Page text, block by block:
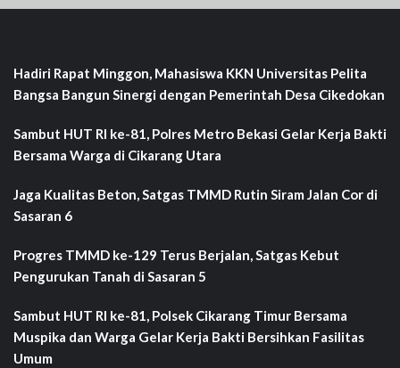
Hadiri Rapat Minggon, Mahasiswa KKN Universitas Pelita
Bangsa Bangun Sinergi dengan Pemerintah Desa Cikedokan
Sambut HUT RI ke-81, Polres Metro Bekasi Gelar Kerja Bakti
Bersama Warga di Cikarang Utara
Jaga Kualitas Beton, Satgas TMMD Rutin Siram Jalan Cor di
Sasaran 6
Progres TMMD ke-129 Terus Berjalan, Satgas Kebut
Pengurukan Tanah di Sasaran 5
Sambut HUT RI ke-81, Polsek Cikarang Timur Bersama
Muspika dan Warga Gelar Kerja Bakti Bersihkan Fasilitas
Umum